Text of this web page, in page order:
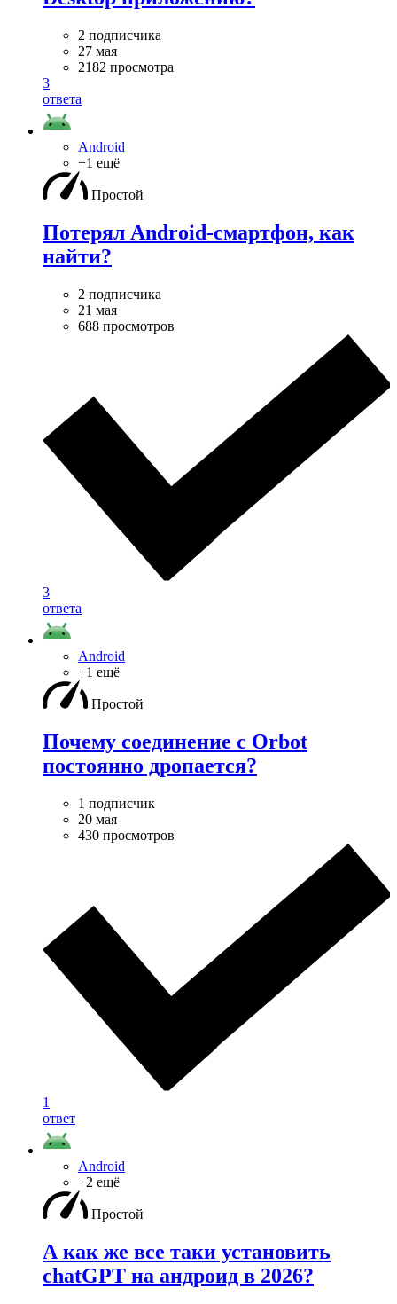
2 подписчика
27 мая
2182 просмотра
3
ответа
Android
+1 ещё
Простой
Потерял Android-смартфон, как
найти?
2 подписчика
21 мая
688 просмотров
3
ответа
Android
+1 ещё
Простой
Почему соединение с Orbot
постоянно дропается?
1 подписчик
20 мая
430 просмотров
1
ответ
Android
+2 ещё
Простой
А как же все таки установить
chatGPT на андроид в 2026?